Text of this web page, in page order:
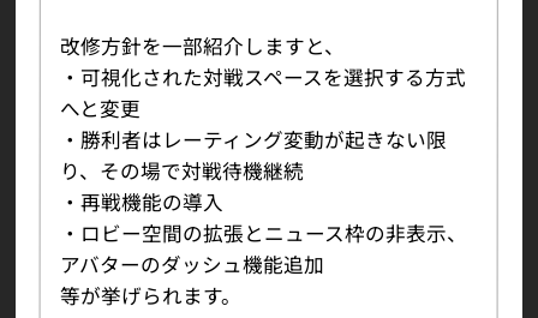
改修方針を一部紹介しますと、
・可視化された対戦スペースを選択する方式
へと変更
・勝利者はレーティング変動が起きない限
り、その場で対戦待機継続
・再戦機能の導入
・ロビー空間の拡張とニュース枠の非表示、
アバターのダッシュ機能追加
等が挙げられます。